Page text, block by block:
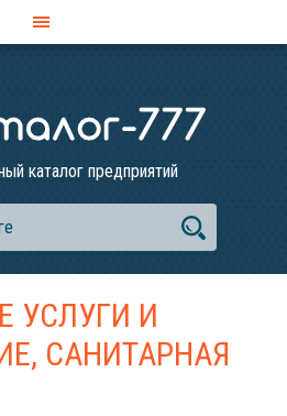
каталог предприятий
УСЛУГИ И
САНИТАРНАЯ